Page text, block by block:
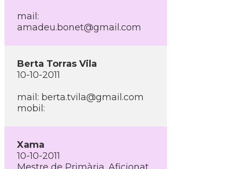
mail:
amadeu.bonet@gmail.com
Berta Torras Vila
10-10-2011
mail: berta.tvila@gmail.com
mobil:
Xama
10-10-2011